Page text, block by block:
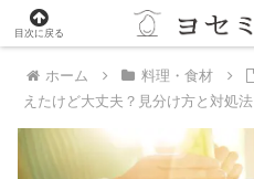
PR
ホーム 料理・食材
えたけど大丈夫？見分け方と対処法
目次に戻る